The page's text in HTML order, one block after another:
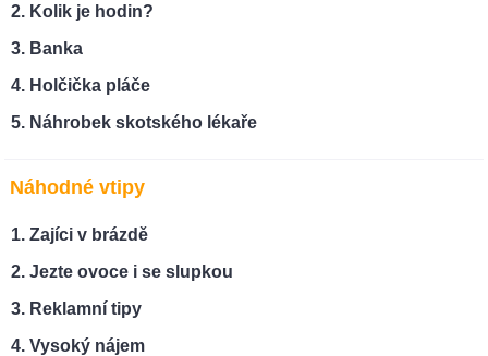
Kolik je hodin?
Banka
Holčička pláče
Náhrobek skotského lékaře
Náhodné vtipy
Zajíci v brázdě
Jezte ovoce i se slupkou
Reklamní tipy
Vysoký nájem